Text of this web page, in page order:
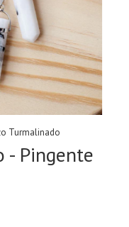
Turmalinado
- Pingente